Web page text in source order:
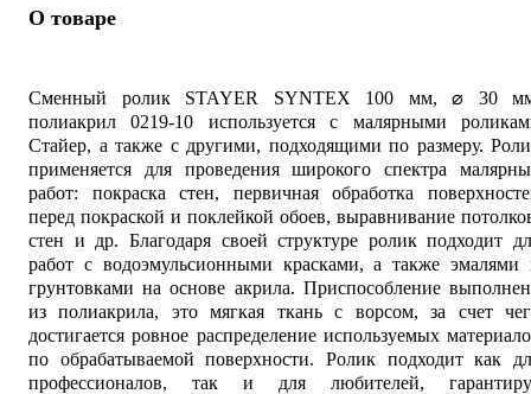
О товаре
Сменный ролик STAYER SYNTEX 100 мм, ⌀ 30
полиакрил 0219-10 используется с малярными
Стайер, а также с другими, подходящими по размеру.
применяется для проведения широкого спектра
работ: покраска стен, первичная обработка
перед покраской и поклейкой обоев, выравнивание
стен и др. Благодаря своей структуре ролик подходит
работ с водоэмульсионными красками, а также эмалями
грунтовками на основе акрила. Приспособление
из полиакрила, это мягкая ткань с ворсом, за счет
достигается ровное распределение используемых
по обрабатываемой поверхности. Ролик подходит как
профессионалов, так и для любителей,